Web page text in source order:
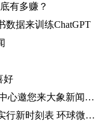
有多赚？
数据来训练ChatGPT
好
@所有信阳人！信阳8个县级融媒体中心邀您来大象新闻，一起争做“山水茶都，红色信阳”推荐官
金山铁路最新时刻表查询 金山铁路实行新时刻表 环球微头条